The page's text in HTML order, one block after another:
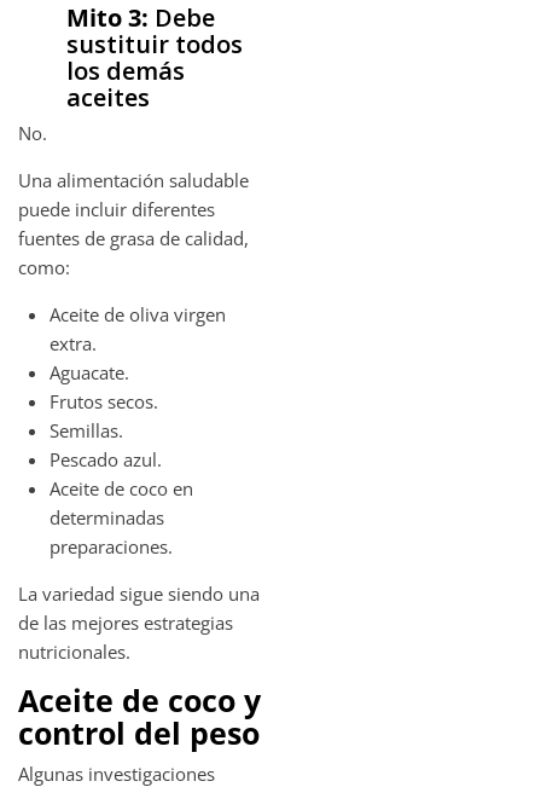
Mito 3: Debe
sustituir todos
los demás
aceites
No.
Una alimentación saludable
puede incluir diferentes
fuentes de grasa de calidad,
como:
Aceite de oliva virgen
extra.
Aguacate.
Frutos secos.
Semillas.
Pescado azul.
Aceite de coco en
determinadas
preparaciones.
La variedad sigue siendo una
de las mejores estrategias
nutricionales.
Aceite de coco y
control del peso
Algunas investigaciones